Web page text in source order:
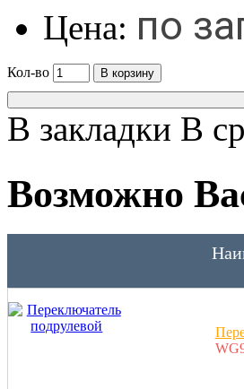
Цена: по
Кол-во
В корзину
В закладки В
Возможно